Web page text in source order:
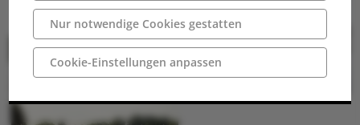
Nur notwendige Cookies gestatten
Cookie-Einstellungen anpassen